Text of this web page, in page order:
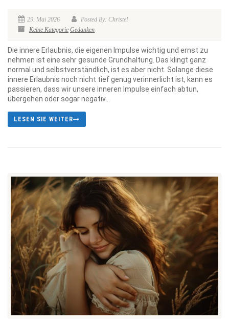
29. Mai 2026
Posted By: Christel
Keine Kategorie Gedanken
Die innere Erlaubnis, die eigenen Impulse wichtig und ernst zu
nehmen ist eine sehr gesunde Grundhaltung. Das klingt ganz
normal und selbstverständlich, ist es aber nicht. Solange diese
innere Erlaubnis noch nicht tief genug verinnerlicht ist, kann es
passieren, dass wir unsere inneren Impulse einfach abtun,
übergehen oder sogar negativ...
LESEN SIE WEITER